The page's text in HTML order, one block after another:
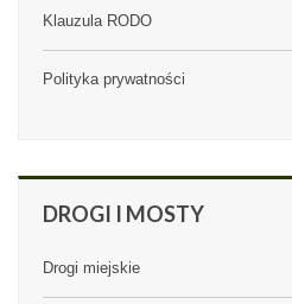
Klauzula RODO
Polityka prywatności
DROGI I MOSTY
Drogi miejskie